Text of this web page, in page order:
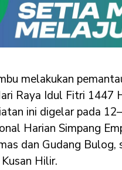
melakukan
Raya Idul Fitri 1447
ini digelar pada
Harian Simpang
dan Gudang Bulog,
Hilir.